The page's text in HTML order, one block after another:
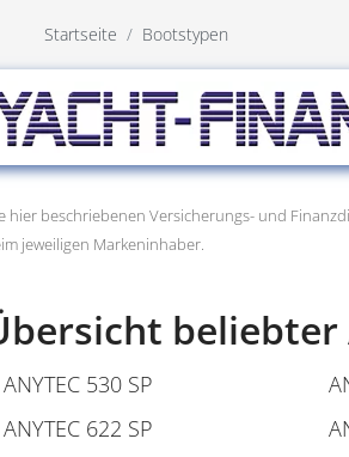
Startseite Bootstypen
hier beschriebenen Versicherungs- und
jeweiligen Markeninhaber.
beliebter
ANYTEC 530 SP
ANYTEC 622 SP